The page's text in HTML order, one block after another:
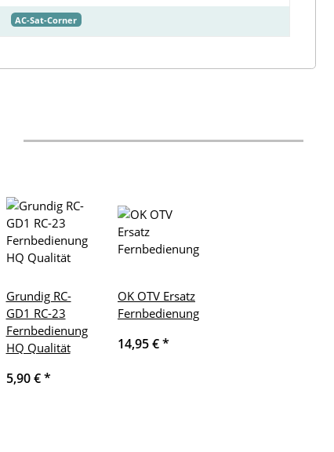
AC-Sat-Corner
Grundig RC-
GD1 RC-23
Fernbedienung
HQ Qualität
5,90 €*
OK OTV Ersatz
Fernbedienung
14,95 €*